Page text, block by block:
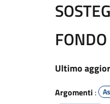
Ultimo
Argomenti :